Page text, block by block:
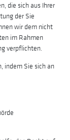
die sich aus Ihrer
der Sie
wir dem nicht
im Rahmen
verpflichten.
indem Sie sich an